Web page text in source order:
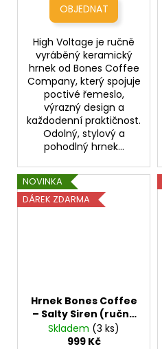
High Voltage je ručně
vyráběný keramický
hrnek od Bones Coffee
Company, který spojuje
poctivé řemeslo,
výrazný design a
každodenní praktičnost.
Odolný, stylový a
pohodlný hrnek...
NOVINKA
DÁREK ZDARMA
Hrnek Bones Coffee
– Salty Siren (ručně
vyráběný keramický
hrnek 410ml)
Skladem (3 ks)
999 Kč